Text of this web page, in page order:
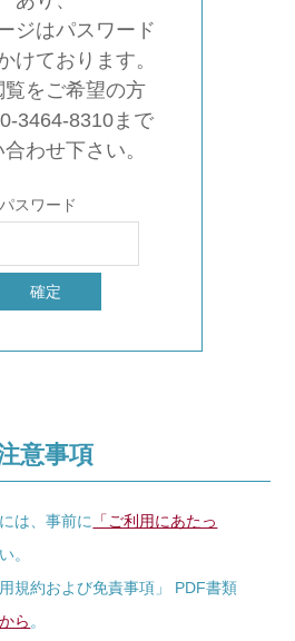
ジはパスワード
けております。
覧をご希望の方
3464-8310まで
わせ下さい。
パスワード
意事項
は、事前に 「ご利用にあたっ
。
規約および免責事項」 PDF書類
ら。